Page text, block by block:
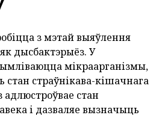
з мэтай выяўлення
дысбактэрыёз. У
мікраарганізмы,
стан страўнікава-кішачнага
адлюстроўвае стан
і дазваляе вызначыць